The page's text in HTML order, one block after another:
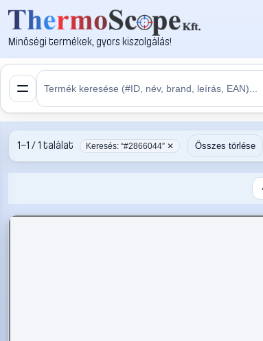
Minőségi termékek, gyors kiszolgálás!
1–1 / 1 találat Keresés: “#2866044” ✕ Összes törlése